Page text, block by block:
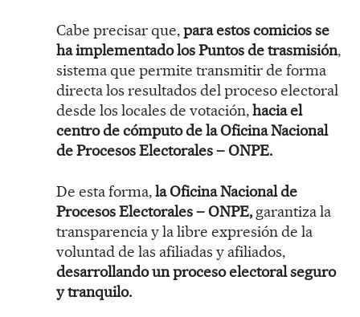
Cabe precisar que,para estos comicios se
ha implementado los Puntos de trasmisión,
sistema que permite transmitir de forma
directa los resultados del proceso electoral
desde los locales de votación,hacia el
centro de cómputo de la Oficina Nacional
de Procesos Electorales – ONPE.
De esta forma,la Oficina Nacional de
Procesos Electorales – ONPE, garantiza la
transparencia y la libre expresión de la
voluntad de las afiliadas y afiliados,
desarrollando un proceso electoral seguro
y tranquilo.